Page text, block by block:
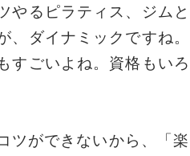
やるピラティス、ジムと
、ダイナミックですね。
すごいよね。資格もいろ
ツができないから、「楽